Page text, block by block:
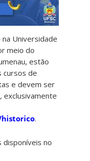
Universidade
meio do
estão
cursos de
e devem ser
, exclusivamente
.
disponíveis no